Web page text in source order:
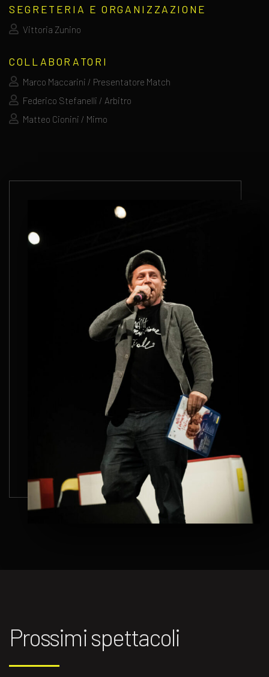
SEGRETERIA E ORGANIZZAZIONE
Vittoria Zunino
COLLABORATORI
Marco Maccarini / Presentatore Match
Federico Stefanelli / Arbitro
Matteo Cionini / Mimo
Prossimi spettacoli